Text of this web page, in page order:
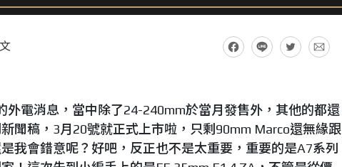
外電消息，當中除了24-240mm於當月發售外，其他的都還
聞稿，3月20號就正式上市啦，只剩90mm Marco還無緣跟
我會錯意呢？好吧，反正也不是太重要，重要的是A7系列